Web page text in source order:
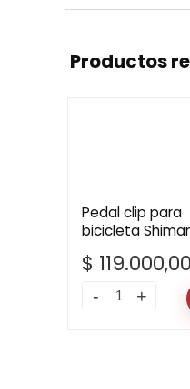
Productos
Pedal clip para
bicicleta
$ 119.000,00